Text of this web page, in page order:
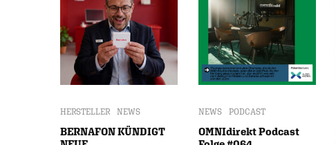
HERSTELLER NEWS
BERNAFON KÜNDIGT
NEWS PODCAST
OMNIdirekt Podcast